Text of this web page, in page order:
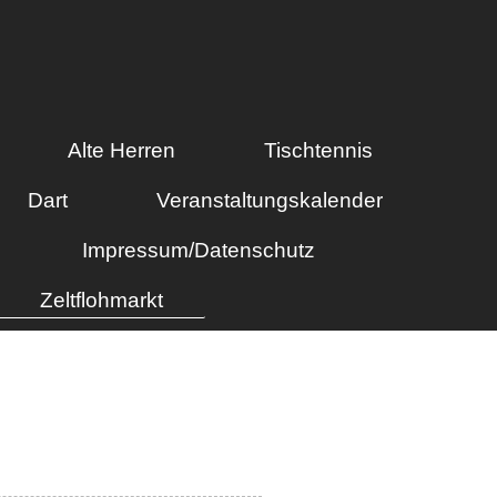
Alte Herren Tischtennis
Dart Veranstaltungskalender
Impressum/Datenschutz
Zeltflohmarkt